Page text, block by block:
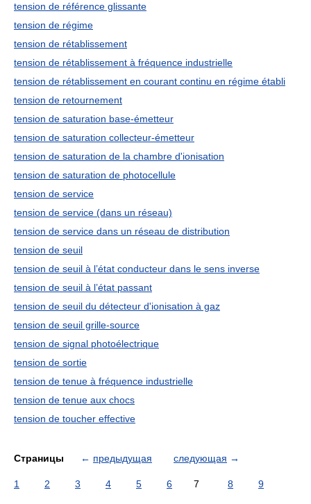
tension de référence glissante
tension de régime
tension de rétablissement
tension de rétablissement à fréquence industrielle
tension de rétablissement en courant continu en régime établi
tension de retournement
tension de saturation base-émetteur
tension de saturation collecteur-émetteur
tension de saturation de la chambre d'ionisation
tension de saturation de photocellule
tension de service
tension de service (dans un réseau)
tension de service dans un réseau de distribution
tension de seuil
tension de seuil à l’état conducteur dans le sens inverse
tension de seuil à l’état passant
tension de seuil du détecteur d'ionisation à gaz
tension de seuil grille-source
tension de signal photoélectrique
tension de sortie
tension de tenue à fréquence industrielle
tension de tenue aux chocs
tension de toucher effective
Страницы ← предыдущая следующая →
1 2 3 4 5 6 7 8 9